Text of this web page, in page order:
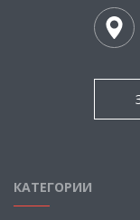
КАТЕГОРИИ